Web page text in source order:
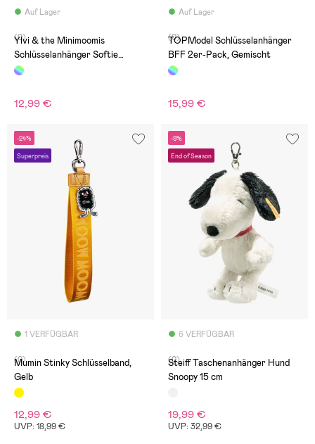
Auf Lager
(0)
Ylvi & the Minimoomis
Schlüsselanhänger Softie
Einhorn Gemischte Auswahl
12,99 €
Auf Lager
(0)
TOPModel Schlüsselanhänger
BFF 2er-Pack, Gemischt
15,99 €
-24%
Superpreis
1 VERFÜGBAR
(0)
Mumin Stinky Schlüsselband,
Gelb
12,99 €
UVP: 18,99 €
-9%
End of Season
6 VERFÜGBAR
(0)
Steiff Taschenanhänger Hund
Snoopy 15 cm
19,99 €
UVP: 32,99 €